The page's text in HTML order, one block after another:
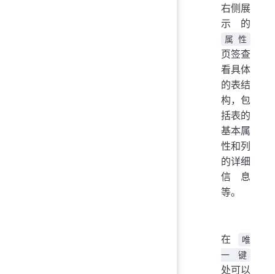
右侧展
示的
属性
页签查
看具体
的表结
构，包
括表的
基本属
性和列
的详细
信息
等。
在
唯
一键
处可以